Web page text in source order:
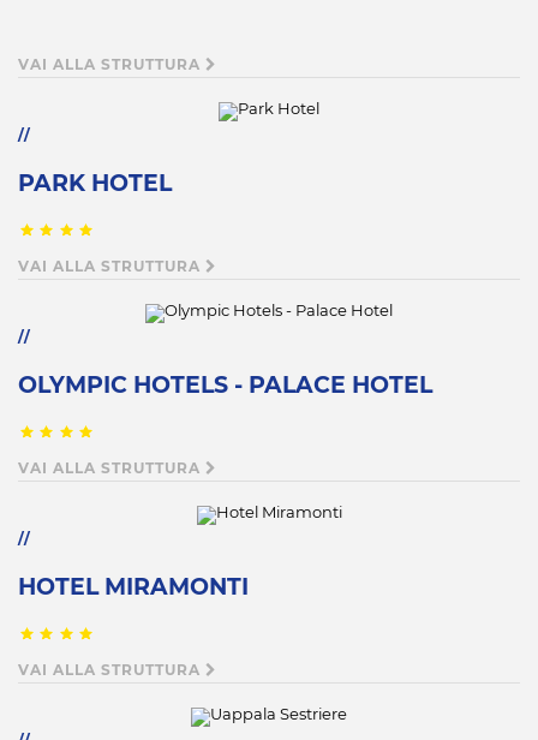
VAI ALLA STRUTTURA
PARK HOTEL
VAI ALLA STRUTTURA
OLYMPIC HOTELS - PALACE HOTEL
VAI ALLA STRUTTURA
HOTEL MIRAMONTI
VAI ALLA STRUTTURA